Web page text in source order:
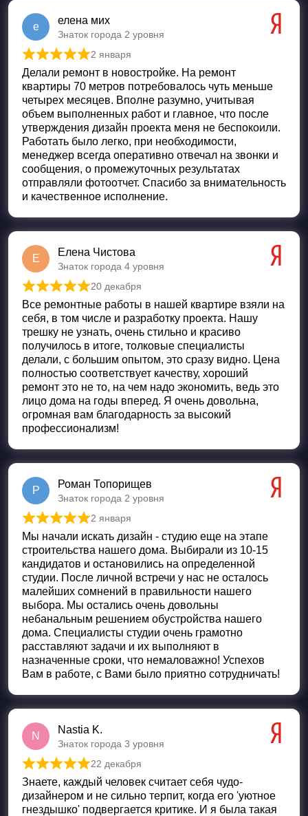
е
елена мих
Знаток города 2 уровня
Оценка 5из 5
2 января
Делали ремонт в новостройке. На ремонт
квартиры 70 метров потребовалось чуть меньше
четырех месяцев. Вполне разумно, учитывая
объем выполненных работ и главное, что после
утверждения дизайн проекта меня не беспокоили.
Работать было легко, при необходимости,
менеджер всегда оперативно отвечал на звонки и
сообщения, о промежуточных результатах
отправляли фотоотчет. Спасибо за внимательность
и качественное исполнение.
Е
Елена Чистова
Знаток города 4 уровня
Оценка5 из 5
20 декабря
Все ремонтные работы в нашей квартире взяли на
себя, в том числе и разработку проекта. Нашу
трешку не узнать, очень стильно и красиво
получилось в итоге, толковые специалисты
делали, с большим опытом, это сразу видно. Цена
полностью соответствует качеству, хороший
ремонт это не то, на чем надо экономить, ведь это
лицо дома на годы вперед. Я очень довольна,
огромная вам благодарность за высокий
профессионализм!
Р
Роман Топорищев
Знаток города 2 уровня
Оценка 5из 5
2 января
Мы начали искать дизайн - студию еще на этапе
строительства нашего дома. Выбирали из 10-15
кандидатов и остановились на определенной
студии. После личной встречи у нас не осталось
малейших сомнений в правильности нашего
выбора. Мы остались очень довольны
небанальным решением обустройства нашего
дома. Специалисты студии очень грамотно
расставляют задачи и их выполняют в
назначенные сроки, что немаловажно! Успехов
Вам в работе, с Вами было приятно сотрудничать!
N
Nastia K.
Знаток города 3 уровня
Оценка5 из 5
22 декабря
Знаете, каждый человек считает себя чудо-
дизайнером и не сильно терпит, когда его 'уютное
гнездышко' подвергается критике. И я была такая